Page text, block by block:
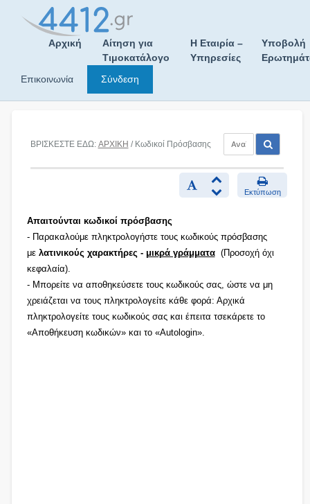
Αρχική
Αίτηση για
Τιμοκατάλογο
Η Εταιρία –
Υπηρεσίες
Υποβολή
Επικοινωνία
Σύνδεση
ΒΡΙΣΚΕΣΤΕ ΕΔΩ: ΑΡΧΙΚΗ / Κωδικοί Πρόσβασης
Εκτύπωση
Απαιτούνται κωδικοί πρόσβασης
- Παρακαλούμε πληκτρολογήστε τους κωδικούς πρόσβασης
με λατινικούς χαρακτήρες - μικρά γράμματα(Προσοχή όχι
κεφαλαία).
- Μπορείτε να αποθηκεύσετε τους κωδικούς σας, ώστε να μη
χρειάζεται να τους πληκτρολογείτε κάθε φορά: Αρχικά
πληκτρολογείτε τους κωδικούς σας και έπειτα τσεκάρετε το
«Αποθήκευση κωδικών» και το «Autologin».